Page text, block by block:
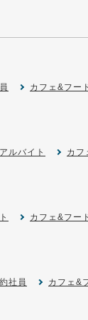
カフェ&フー
ルバイト カフ
カフェ&フー
社員 カフェ&